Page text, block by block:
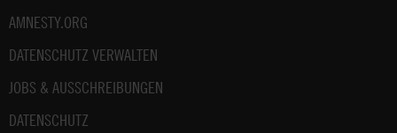
AMNESTY.ORG
DATENSCHUTZ VERWALTEN
JOBS & AUSSCHREIBUNGEN
DATENSCHUTZ